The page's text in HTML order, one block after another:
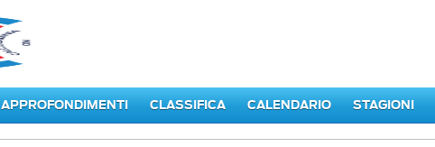
APPROFONDIMENTI CLASSIFICA CALENDARIO STAGIONI